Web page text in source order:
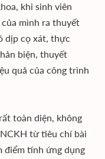
khi sinh viên
mình ra thuyết
dịp cọ xát, thực
biện, thuyết
quả của công trình
toàn diện, không
từ tiêu chí bài
điểm tính ứng dụng